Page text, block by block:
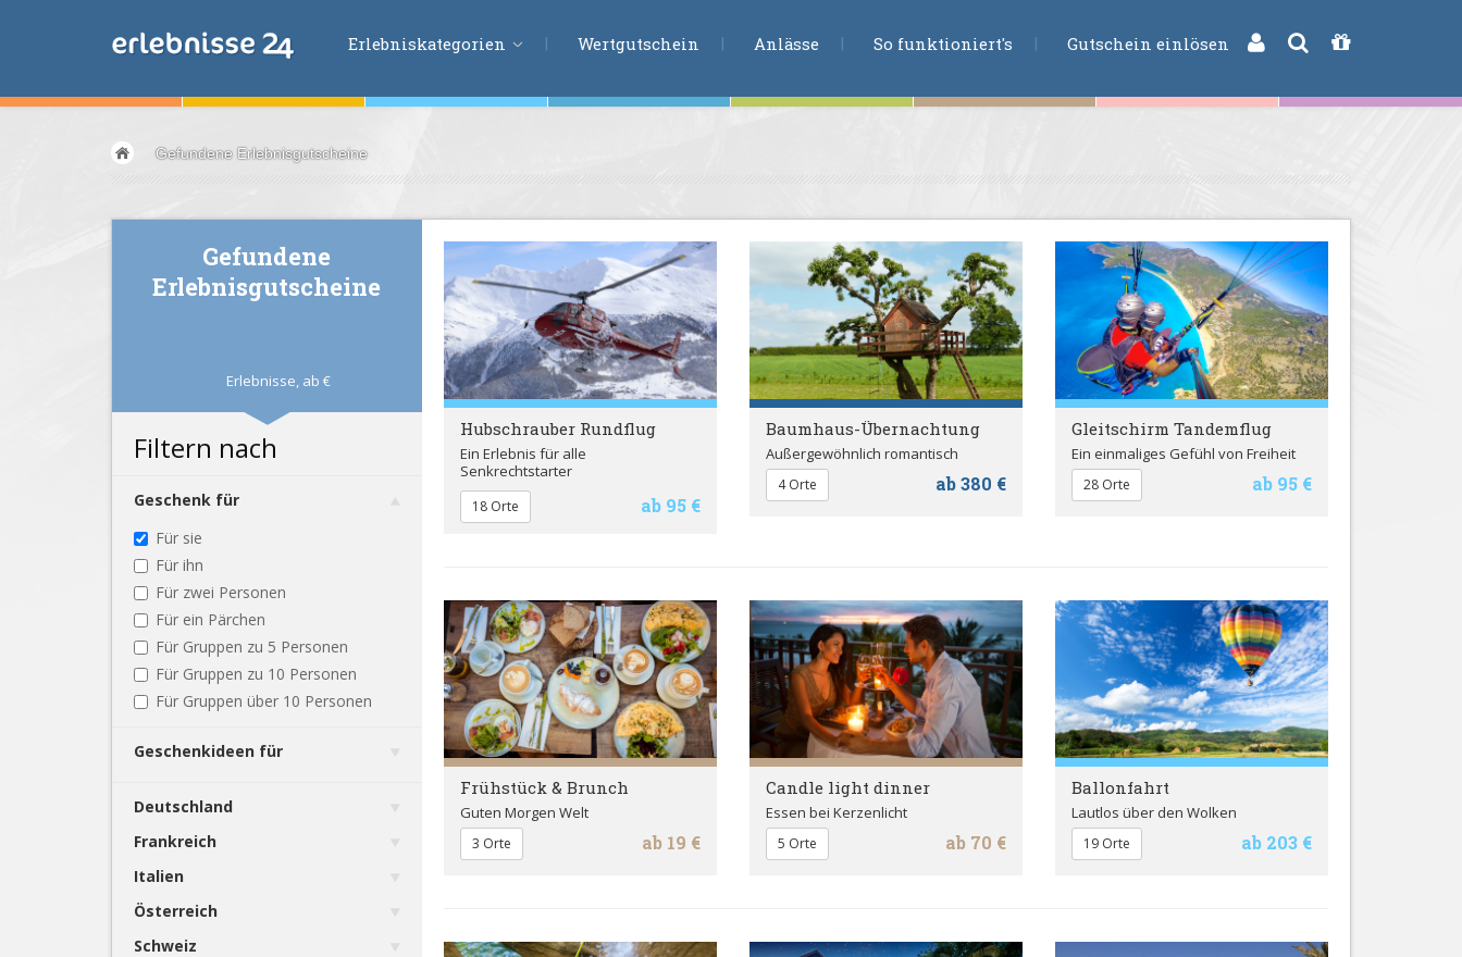
Erlebniskategorien
Fliegen &
Essen &
Trinken
Wellness &Gesundheit
Wind
Lifestyle &Phantasie
Family
Übernachtungen
Wertgutschein Anlässe So funktioniert's Gutschein einlösen
Gefundene Erlebnisgutscheine
Gefundene
Erlebnisgutscheine
Erlebnisse, ab €
Filtern nach
Geschenk für
Für sie
Für ihn
Für zwei Personen
Für ein Pärchen
Für Gruppen zu 5 Personen
Für Gruppen zu 10 Personen
Für Gruppen über 10 Personen
Geschenkideen für
Deutschland
Frankreich
Italien
Österreich
Schweiz
Hubschrauber Rundflug
Ein Erlebnis für alle
Senkrechtstarter
ab 95 €
18 Orte
Baumhaus-Übernachtung
Außergewöhnlich romantisch
ab 380 €
4 Orte
Gleitschirm Tandemflug
Ein einmaliges Gefühl von Freiheit
ab 95 €
28 Orte
Frühstück & Brunch
Guten Morgen Welt
ab 19 €
3 Orte
Candle light dinner
Essen bei Kerzenlicht
ab 70 €
5 Orte
Ballonfahrt
Lautlos über den Wolken
ab 203 €
19 Orte